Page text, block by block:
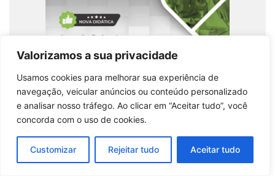
Valorizamos a sua privacidade
Usamos cookies para melhorar sua experiência de
navegação, veicular anúncios ou conteúdo personalizado
e analisar nosso tráfego. Ao clicar em “Aceitar tudo”, você
concorda com o uso de cookies.
Customizar Rejeitar tudo Aceitar tudo
Apostila Atualizada para Técnico em Farmácia
no Concurso Prefeitura Ji-Paraná
Comprar produto